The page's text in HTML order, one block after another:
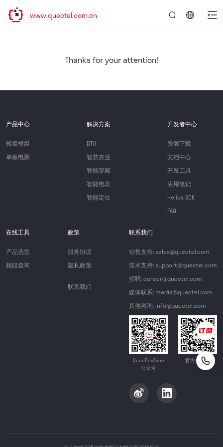
https://www.quectel.com.cn
Thanks for your attention!
产品中心
蜂窝模组
单板电脑
解决方案
DTU
智慧农业
智能穿戴
智能电表
智能定位
开发者中心
资源下载
文档中心
开发工具
应用笔记
Helios SDK
FAQ
在线工具
产品选型
频段查询
政策
服务协议
隐私政策
联系我们
联系我们
销售支持: sales@quectel.com
技术支持: support@quectel.com
招聘: career@quectel.com
媒体联系: media@quectel.com
其他咨询: info@quectel.com
QuecDevZone
公众号
官方公众号